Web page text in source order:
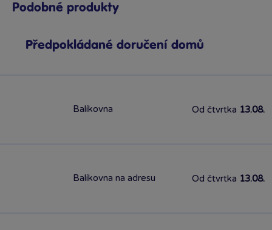
Podobné produkty
Předpokládané doručení domů
Balíkovna Od čtvrtka 13.08.
Balíkovna na adresu Od čtvrtka 13.08.